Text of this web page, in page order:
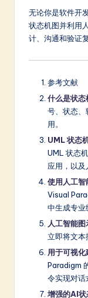
无论你是软件开
状态机图并利用
计、沟通和验证
参考文献
什么是状态
号、状态、
用。
UML 状态
UML 状态
应用，以及
使用人工智
Visual
中生成专业
人工智能
立即将文本
用于可视化
Paradigm
令实现对话
增强的AI状